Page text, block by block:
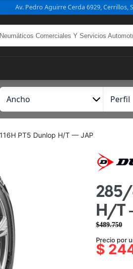
Av. Pedro Aguirre Cerda 6929, Cerrillos,
c
o
r
PT5 Dunlop H/T — JAP
285/
H/T
$489.750
precio
precio
actual
Precio por
$